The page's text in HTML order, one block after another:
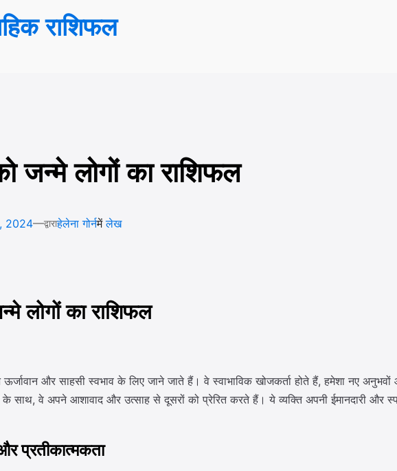
राशिफल
जन्मे लोगों का राशिफल
2024—द्वाराहेलेना गोर्नमेंलेख
लोगों का राशिफल
और साहसी स्वभाव के लिए जाने जाते हैं। वे स्वाभाविक खोजकर्ता होते हैं, हमेशा नए
के साथ, वे अपने आशावाद और उत्साह से दूसरों को प्रेरित करते हैं। ये व्यक्ति अपनी ईमानदारी और
प्रतीकात्मकता